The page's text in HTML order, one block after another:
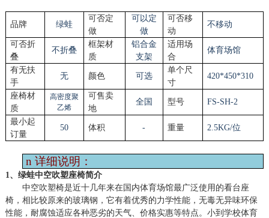
品牌 绿蛙
可否定
做
可以定
做
可否移
动
不移动
可否折
叠
不折叠
框架材
质
铝合金
支架
适用场
合
体育场馆
有无扶
手
无 颜色 可选
单个尺
寸
420*450*310
座椅材
质
高密度聚
乙烯
可售卖
地
全国 型号 FS-SH-2
最小起
订量
50 体积 - 重量 2.5KG/位
n 详细说明：
1、绿蛙中空吹塑座椅简介
中空吹塑椅是近十几年来在国内体育场馆最广泛使用的看台座
椅，相比较原来的玻璃钢，它有着优秀的力学性能，无毒无异味环保
性能，耐腐蚀适应各种恶劣的天气、价格实惠等特点。小到学校体育